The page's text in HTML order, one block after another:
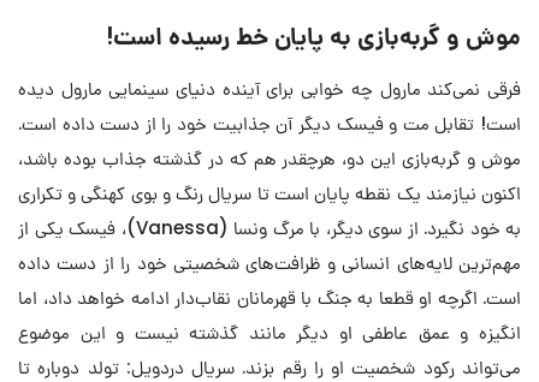
موش و گربه‌بازی به پایان خط رسیده است!
فرقی نمی‌کند مارول چه خوابی برای آینده دنیای سینمایی مارول دیده
است! تقابل مت و فیسک دیگر آن جذابیت خود را از دست داده است.
موش و گربه‌بازی این دو، هرچقدر هم که در گذشته جذاب بوده باشد،
اکنون نیازمند یک نقطه پایان است تا سریال رنگ و بوی کهنگی و تکراری
به خود نگیرد. از سوی دیگر، با مرگ ونسا (Vanessa)، فیسک یکی از
مهم‌ترین لایه‌های انسانی و ظرافت‌های شخصیتی خود را از دست داده
است. اگرچه او قطعا به جنگ با قهرمانان نقاب‌دار ادامه خواهد داد، اما
انگیزه و عمق عاطفی او دیگر مانند گذشته نیست و این موضوع
می‌تواند رکود شخصیت او را رقم بزند. سریال دردویل: تولد دوباره تا